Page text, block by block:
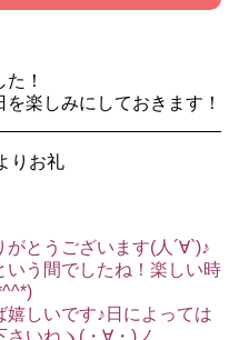
！
楽しみにしておきます！
りお礼
とうございます(人´∀`)♪
いう間でしたね！楽しい時
しいです♪日によっては
いねヽ(・∀・)ノ